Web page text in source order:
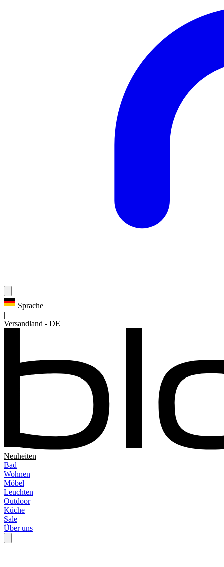
Sprache
Versandland - DE
Neuheiten
Bad
Wohnen
Möbel
Leuchten
Outdoor
Küche
Sale
Über uns